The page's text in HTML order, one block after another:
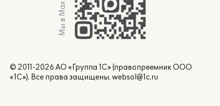
Мы в Max
© 2011-2026 АО «Группа 1С» (правопреемник ООО
«1С»). Все права защищены. websol@1c.ru